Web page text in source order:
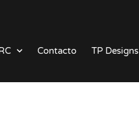
Contacto TP Designs